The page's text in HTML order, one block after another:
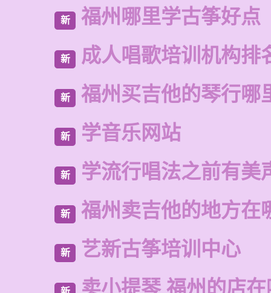
新 福州哪里学古筝好点
新 成人唱歌培训机构排
新 福州买吉他的琴行哪
新 学音乐网站
新 学流行唱法之前有美
新 福州卖吉他的地方在
新 艺新古筝培训中心
卖小提琴 福州的店